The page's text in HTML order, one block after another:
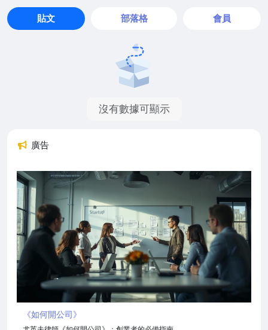
貼文 部落格 會員
沒有數據可顯示
廣告
《如何開公司》